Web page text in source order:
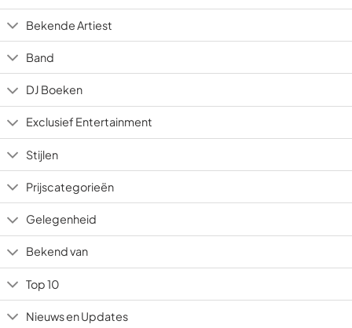
Bekende Artiest
Band
DJ Boeken
Exclusief Entertainment
Stijlen
Prijscategorieën
Gelegenheid
Bekend van
Top 10
Nieuws en Updates